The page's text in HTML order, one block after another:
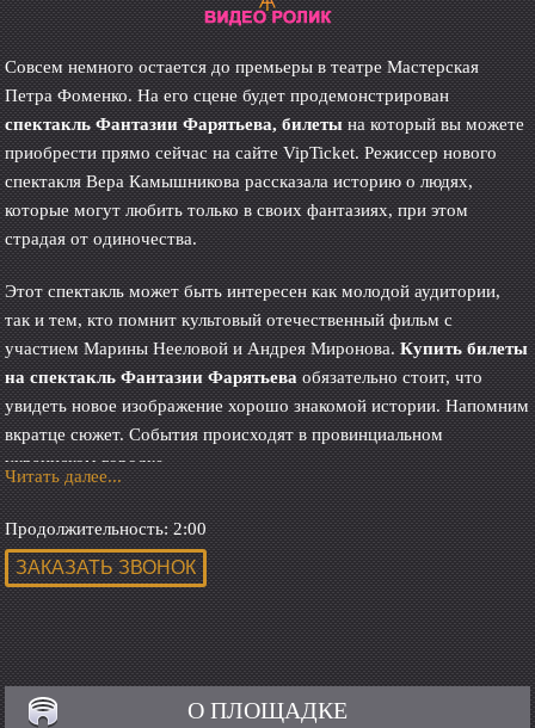
Совсем немного остается до премьеры в театре Мастерская
Петра Фоменко. На его сцене будет продемонстрирован
спектакль Фантазии Фарятьева, билетына который вы можете
приобрести прямо сейчас на сайте VipTicket. Режиссер нового
спектакля Вера Камышникова рассказала историю о людях,
которые могут любить только в своих фантазиях, при этом
страдая от одиночества.
Этот спектакль может быть интересен как молодой аудитории,
так и тем, кто помнит культовый отечественный фильм с
участием Марины Нееловой и Андрея Миронова.Купить билеты
на спектакль Фантазии Фарятьеваобязательно стоит, что
увидеть новое изображение хорошо знакомой истории. Напомним
вкратце сюжет. События происходят в провинциальном
украинском городке.
Главная героиня Александра, только что пережившая разрыв с
любимым человеком, вынуждена зарабатывать частными
музыкальными уроками. В ее жизни появляется врач-стоматолог
Фарятьев, чудаковатый и неловкий человек. Он объясняется
Александре в любви. Родные Александры настаивают на том, что
она должна выйти за него замуж, но она никак не может обрести
душевное равновесие и решить, как жить дальше.
Читать далее...
Продолжительность: 2:00
О ПЛОЩАДКЕ